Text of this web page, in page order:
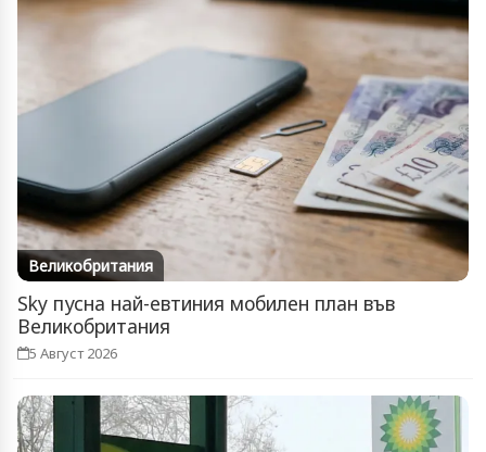
Великобритания
Sky пусна най-евтиния мобилен план във
Великобритания
5 Август 2026